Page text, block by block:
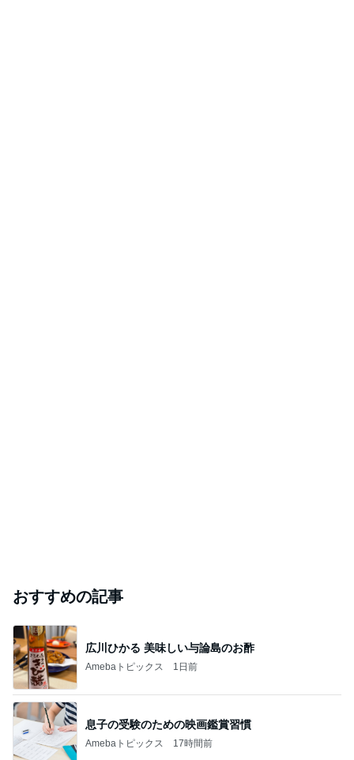
おすすめの記事
広川ひかる 美味しい与論島のお酢
Amebaトピックス 1日前
息子の受験のための映画鑑賞習慣
Amebaトピックス 17時間前